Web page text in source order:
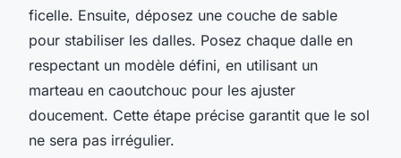
ficelle. Ensuite, déposez une couche de sable
pour stabiliser les dalles. Posez chaque dalle en
respectant un modèle défini, en utilisant un
marteau en caoutchouc pour les ajuster
doucement. Cette étape précise garantit que le sol
ne sera pas irrégulier.